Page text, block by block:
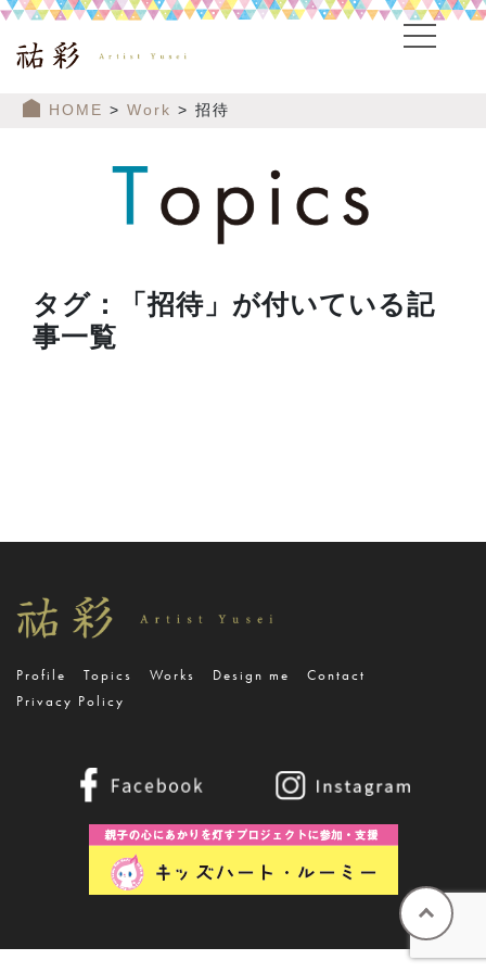
HOME > Work > 招待
タグ：「招待」が付いている記
事一覧
Profile Topics Works Design me
Contact
Privacy Policy